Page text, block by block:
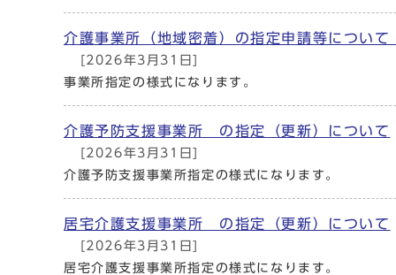
介護事業所（地域密着）の指定申請等につい
[2026年3月31日]
事業所指定の様式になります。
介護予防支援事業所 の指定（更新）について
[2026年3月31日]
介護予防支援事業所指定の様式になります。
居宅介護支援事業所 の指定（更新）について
[2026年3月31日]
居宅介護支援事業所指定の様式になります。